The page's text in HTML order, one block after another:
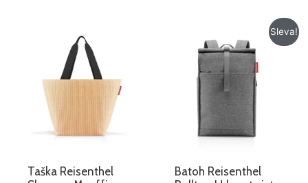
Taška Reisenthel
Sleva!
Batoh Reisenthel
cena
byla:
1
315 Kč.
Aktuální
cena